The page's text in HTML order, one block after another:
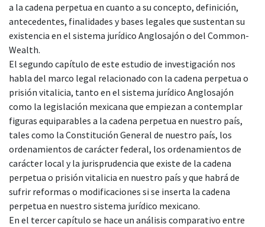
a la cadena perpetua en cuanto a su concepto, definición,
antecedentes, finalidades y bases legales que sustentan su
existencia en el sistema jurídico Anglosajón o del Common-
Wealth.
El segundo capítulo de este estudio de investigación nos
habla del marco legal relacionado con la cadena perpetua o
prisión vitalicia, tanto en el sistema jurídico Anglosajón
como la legislación mexicana que empiezan a contemplar
figuras equiparables a la cadena perpetua en nuestro país,
tales como la Constitución General de nuestro país, los
ordenamientos de carácter federal, los ordenamientos de
carácter local y la jurisprudencia que existe de la cadena
perpetua o prisión vitalicia en nuestro país y que habrá de
sufrir reformas o modificaciones si se inserta la cadena
perpetua en nuestro sistema jurídico mexicano.
En el tercer capítulo se hace un análisis comparativo entre